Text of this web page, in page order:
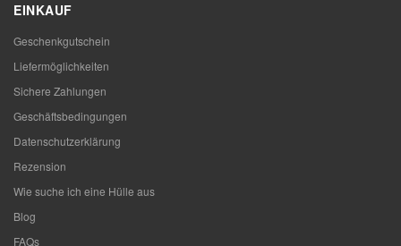
EINKAUF
Geschenkgutschein
Liefermöglichkeiten
Sichere Zahlungen
Geschäftsbedingungen
Datenschutzerklärung
Rezension
Wie suche ich eine Hülle aus
Blog
FAQs